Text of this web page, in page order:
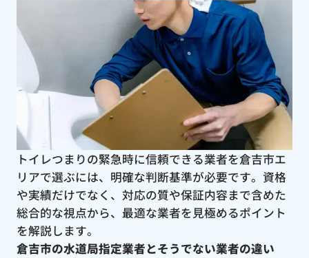
トイレつまりの緊急時に信頼できる業者を倉吉市エ
リアで選ぶには、明確な判断基準が必要です。資格
や実績だけでなく、対応の質や保証内容まで含めた
総合的な視点から、最適な業者を見極めるポイント
を解説します。
倉吉市の水道局指定業者とそうでない業者の違い